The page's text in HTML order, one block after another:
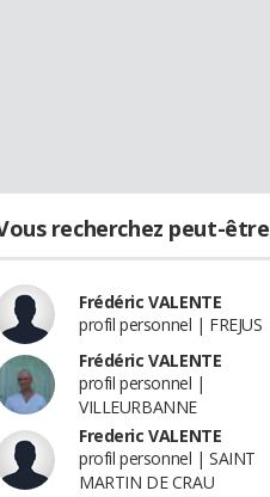
recherchez peut-être
Frédéric VALENTE
profil personnel | FREJUS
Frédéric VALENTE
profil personnel |
VILLEURBANNE
Frederic VALENTE
profil personnel | SAINT
MARTIN DE CRAU